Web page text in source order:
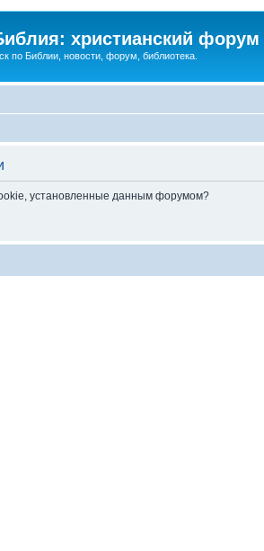
христианский форум
по Библии, новости, форум, библиотека.
установленные данным форумом?